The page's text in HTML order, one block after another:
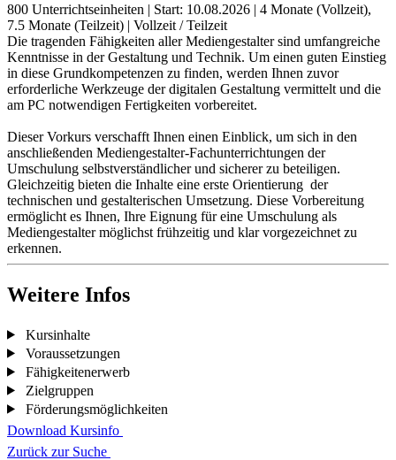
800 Unterrichtseinheiten | Start: 10.08.2026 | 4 Monate (Vollzeit),
7.5 Monate (Teilzeit) | Vollzeit / Teilzeit
Die tragenden Fähigkeiten aller Mediengestalter sind umfangreiche
Kenntnisse in der Gestaltung und Technik. Um einen guten Einstieg
in diese Grundkompetenzen zu finden, werden Ihnen zuvor
erforderliche Werkzeuge der digitalen Gestaltung vermittelt und die
am PC notwendigen Fertigkeiten vorbereitet.
Dieser Vorkurs verschafft Ihnen einen Einblick, um sich in den
anschließenden Mediengestalter-Fachunterrichtungen der
Umschulung selbstverständlicher und sicherer zu beteiligen.
Gleichzeitig bieten die Inhalte eine erste Orientierung der
technischen und gestalterischen Umsetzung. Diese Vorbereitung
ermöglicht es Ihnen, Ihre Eignung für eine Umschulung als
Mediengestalter möglichst frühzeitig und klar vorgezeichnet zu
erkennen.
Weitere Infos
Kursinhalte
Voraussetzungen
Fähigkeitenerwerb
Zielgruppen
Förderungsmöglichkeiten
Download Kursinfo
Zurück zur Suche